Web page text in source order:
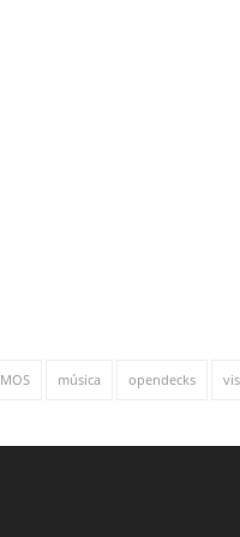
MOS música opendecks